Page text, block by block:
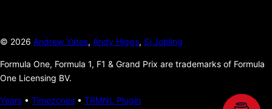
© 2026 Andrew Yates, Andy Higgs, Si Jobling
Formula One, Formula 1, F1 & Grand Prix are trademarks of Formula
One Licensing BV.
Years • Timezones • TRMNL Plugin